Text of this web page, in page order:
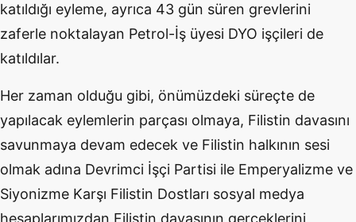
katıldığı eyleme, ayrıca 43 gün süren grevlerini
zaferle noktalayan Petrol-İş üyesi DYO işçileri de
katıldılar.
Her zaman olduğu gibi, önümüzdeki süreçte de
yapılacak eylemlerin parçası olmaya, Filistin davasını
savunmaya devam edecek ve Filistin halkının sesi
olmak adına Devrimci İşçi Partisi ile Emperyalizme ve
Siyonizme Karşı Filistin Dostları sosyal medya
hesaplarımızdan Filistin davasının gerçeklerini